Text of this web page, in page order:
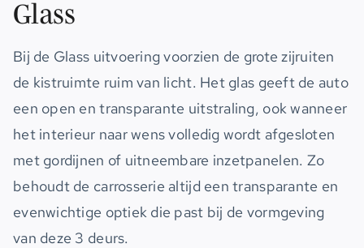
Glass
Bij de Glass uitvoering voorzien de grote zijruiten
de kistruimte ruim van licht. Het glas geeft de auto
een open en transparante uitstraling, ook wanneer
het interieur naar wens volledig wordt afgesloten
met gordijnen of uitneembare inzetpanelen. Zo
behoudt de carrosserie altijd een transparante en
evenwichtige optiek die past bij de vormgeving
van deze 3 deurs.